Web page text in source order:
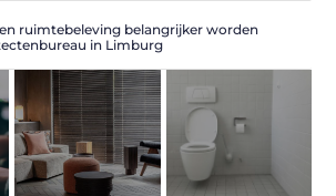
ruimtebeleving belangrijker worden
in Limburg